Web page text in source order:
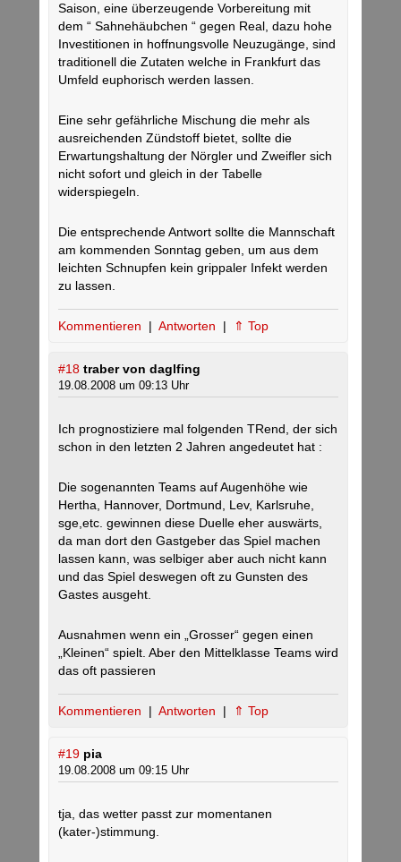
Saison, eine überzeugende Vorbereitung mit
dem “ Sahnehäubchen “ gegen Real, dazu hohe
Investitionen in hoffnungsvolle Neuzugänge, sind
traditionell die Zutaten welche in Frankfurt das
Umfeld euphorisch werden lassen.
Eine sehr gefährliche Mischung die mehr als
ausreichenden Zündstoff bietet, sollte die
Erwartungshaltung der Nörgler und Zweifler sich
nicht sofort und gleich in der Tabelle
widerspiegeln.
Die entsprechende Antwort sollte die Mannschaft
am kommenden Sonntag geben, um aus dem
leichten Schnupfen kein grippaler Infekt werden
zu lassen.
Kommentieren | Antworten | ⇑ Top
#18 traber von daglfing
19.08.2008 um 09:13 Uhr
Ich prognostiziere mal folgenden TRend, der sich
schon in den letzten 2 Jahren angedeutet hat :
Die sogenannten Teams auf Augenhöhe wie
Hertha, Hannover, Dortmund, Lev, Karlsruhe,
sge,etc. gewinnen diese Duelle eher auswärts,
da man dort den Gastgeber das Spiel machen
lassen kann, was selbiger aber auch nicht kann
und das Spiel deswegen oft zu Gunsten des
Gastes ausgeht.
Ausnahmen wenn ein „Grosser“ gegen einen
„Kleinen“ spielt. Aber den Mittelklasse Teams wird
das oft passieren
Kommentieren | Antworten | ⇑ Top
#19 pia
19.08.2008 um 09:15 Uhr
tja, das wetter passt zur momentanen
(kater-)stimmung.